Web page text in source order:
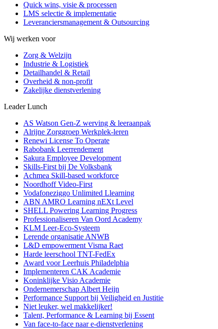
Quick wins, visie & processen
LMS selectie & implementatie
Leveranciersmanagement & Outsourcing
Wij werken voor
Zorg & Welzijn
Industrie & Logistiek
Detailhandel & Retail
Overheid & non-profit
Zakelijke dienstverlening
Leader Lunch
AS Watson Gen-Z werving & leeraanpak
Alrijne Zorggroep Werkplek-leren
Renewi License To Operate
Rabobank Leerrendement
Sakura Employee Development
Skills-First bij De Volksbank
Achmea Skill-based workforce
Noordhoff Video-First
Vodafoneziggo Unlimited Llearning
ABN AMRO Learning nEXt Level
SHELL Powering Learning Progress
Professionaliseren Van Oord Academy
KLM Leer-Eco-Systeem
Lerende organisatie ANWB
L&D empowerment Visma Raet
Harde leerschool TNT-FedEx
Award voor Leerhuis Philadelphia
Implementeren CAK Academie
Koninklijke Visio Academie
Ondernemerschap Albert Heijn
Performance Support bij Veiligheid en Justitie
Niet leuker, wel makkelijker!
Talent, Performance & Learning bij Essent
Van face-to-face naar e-dienstverlening